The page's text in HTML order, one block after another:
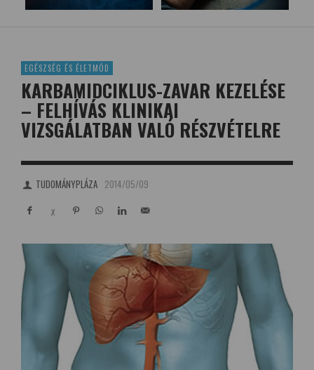
EGÉSZSÉG ÉS ÉLETMÓD
KARBAMIDCIKLUS-ZAVAR KEZELÉSE
– FELHÍVÁS KLINIKAI
VIZSGÁLATBAN VALÓ RÉSZVÉTELRE
TUDOMÁNYPLÁZA 2014/05/09